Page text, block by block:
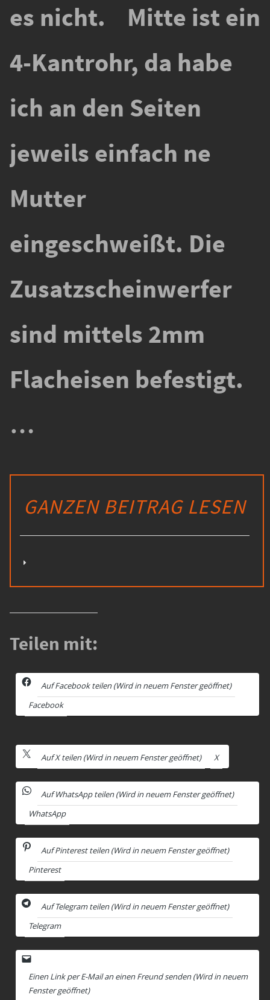
es nicht. Mitte ist ein
4-Kantrohr, da habe
ich an den Seiten
jeweils einfach ne
Mutter
eingeschweißt. Die
Zusatzscheinwerfer
sind mittels 2mm
Flacheisen befestigt.
…
GANZEN BEITRAG LESEN
Teilen mit:
Auf Facebook teilen (Wird in neuem Fenster geöffnet)
Facebook
Auf X teilen (Wird in neuem Fenster geöffnet) X
Auf WhatsApp teilen (Wird in neuem Fenster geöffnet)
WhatsApp
Auf Pinterest teilen (Wird in neuem Fenster geöffnet)
Pinterest
Auf Telegram teilen (Wird in neuem Fenster geöffnet)
Telegram
Einen Link per E-Mail an einen Freund senden (Wird in neuem
Fenster geöffnet)